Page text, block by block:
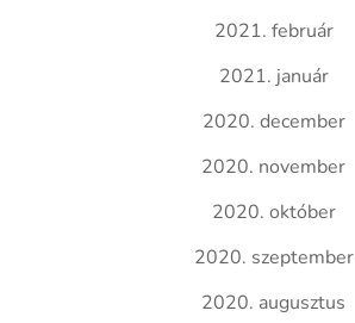
2021. február
2021. január
2020. december
2020. november
2020. október
2020. szeptember
2020. augusztus